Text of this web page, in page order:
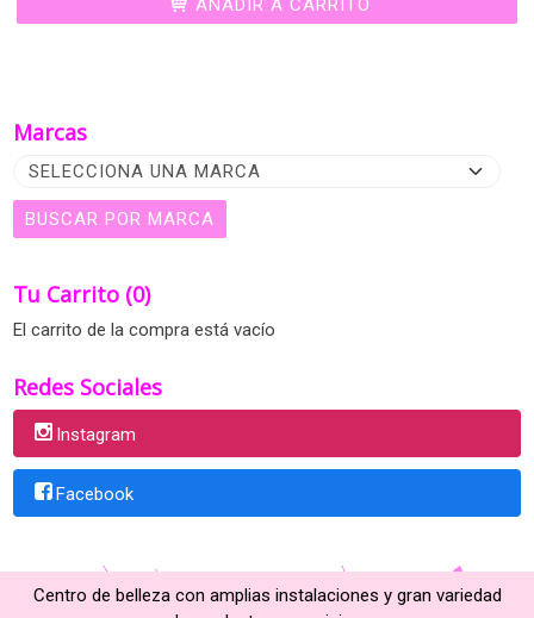
Marcas
Tu Carrito (0)
El carrito de la compra está vacío
Redes Sociales
Instagram
Facebook
AÑADIR A CARRITO
Centro de belleza con amplias instalaciones y gran variedad